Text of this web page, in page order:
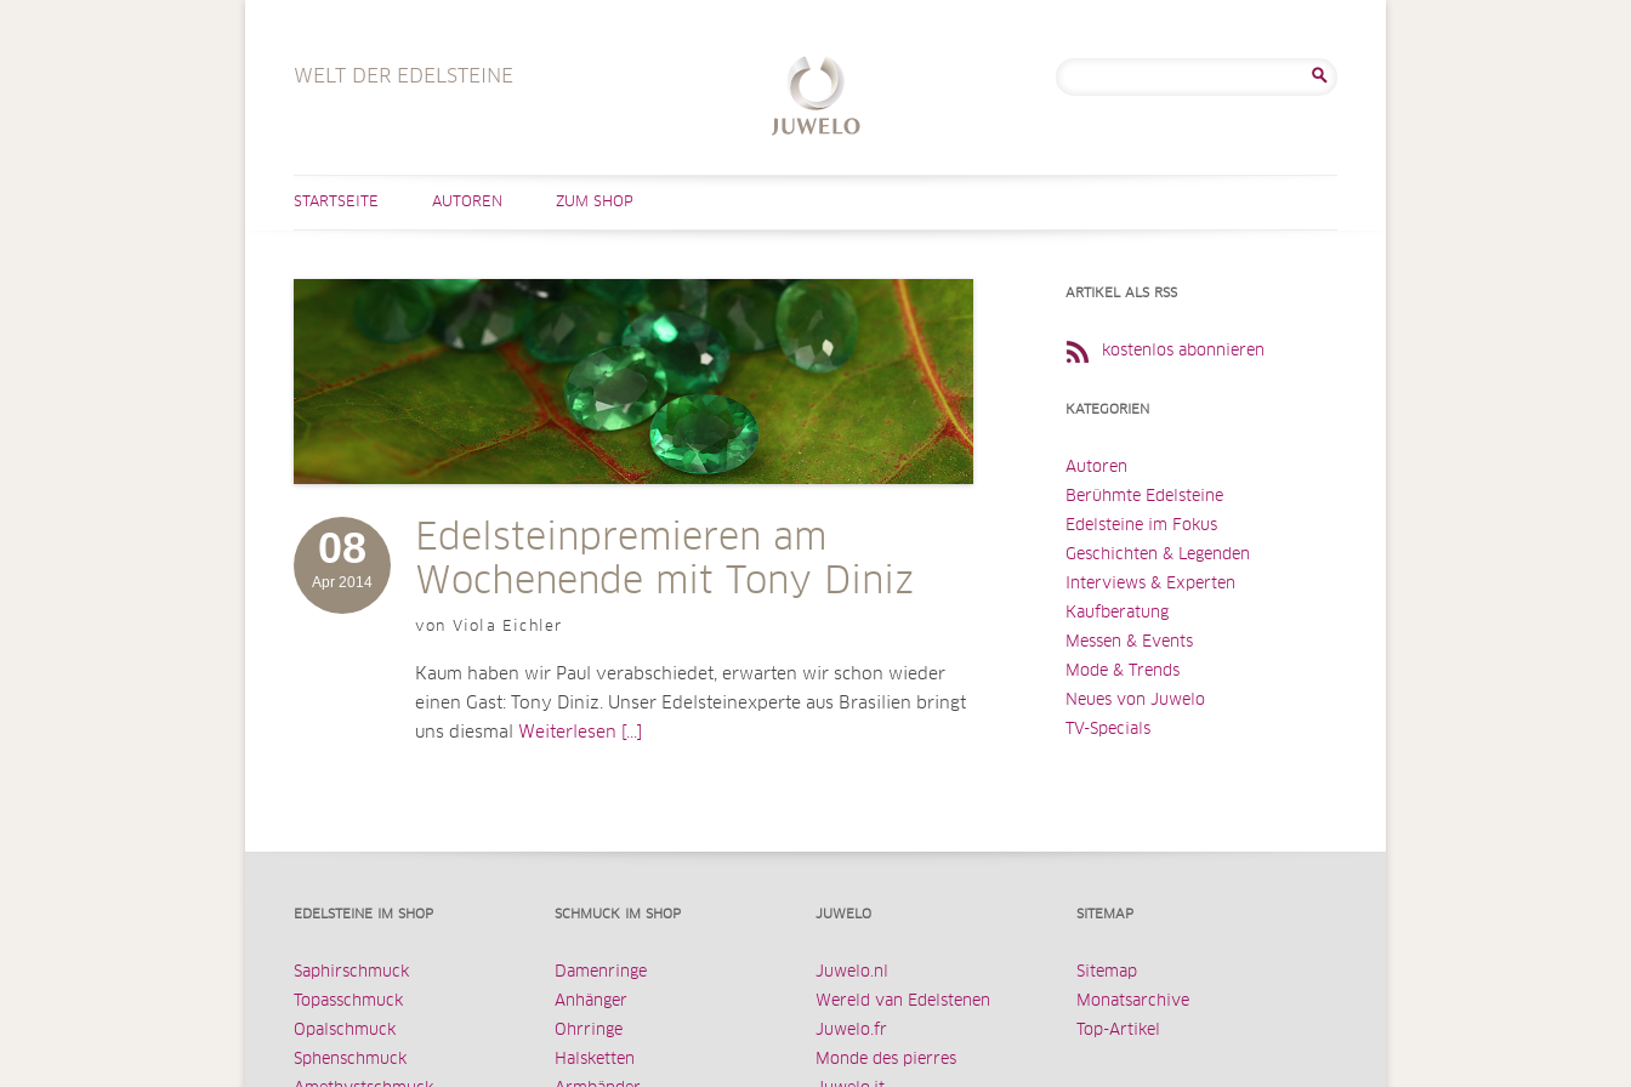
WELT DER EDELSTEINE
STARTSEITE AUTOREN ZUM SHOP
08
Apr 2014
Edelsteinpremieren am
Wochenende mit Tony Diniz
von Viola Eichler
Kaum haben wir Paul verabschiedet, erwarten wir schon wieder
einen Gast: Tony Diniz. Unser Edelsteinexperte aus Brasilien bringt
uns diesmal Weiterlesen [...]
ARTIKEL ALS RSS
kostenlos abonnieren
KATEGORIEN
Autoren
Berühmte Edelsteine
Edelsteine im Fokus
Geschichten & Legenden
Interviews & Experten
Kaufberatung
Messen & Events
Mode & Trends
Neues von Juwelo
TV-Specials
EDELSTEINE IM SHOP
Saphirschmuck
Topasschmuck
Opalschmuck
Sphenschmuck
SCHMUCK IM SHOP
Damenringe
Anhänger
Ohrringe
Halsketten
JUWELO
Juwelo.nl
Wereld van Edelstenen
Juwelo.fr
Monde des pierres
SITEMAP
Sitemap
Monatsarchive
Top-Artikel